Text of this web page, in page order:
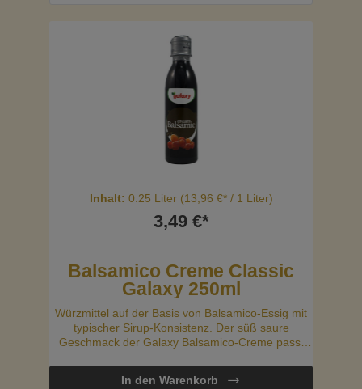
Inhalt: 0.25 Liter (13,96 €* / 1 Liter)
3,49 €*
Balsamico Creme Classic
Galaxy 250ml
Würzmittel auf der Basis von Balsamico-Essig mit
typischer Sirup-Konsistenz. Der süß saure
Geschmack der Galaxy Balsamico-Creme passt
In den Warenkorb